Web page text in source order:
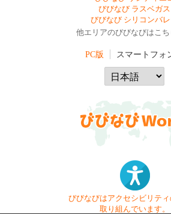
びびなび ラスベガス
びびなび シリコンバ
他エリアのびびなびはこち
PC版 スマートフォ
びびなびはアクセシビリテ
取り組んでいます。